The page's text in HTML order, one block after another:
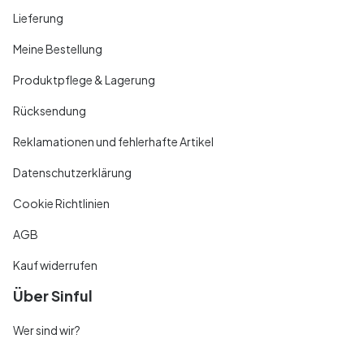
Lieferung
Meine Bestellung
Produktpflege & Lagerung
Rücksendung
Reklamationen und fehlerhafte Artikel
Datenschutzerklärung
Cookie Richtlinien
AGB
Kauf widerrufen
Über Sinful
Wer sind wir?